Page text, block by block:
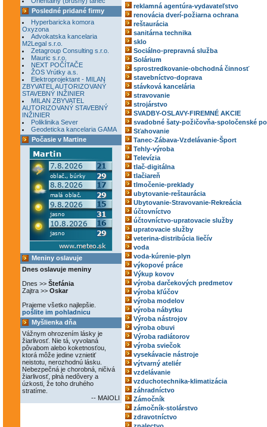
Posledné pridané firmy
Hyperbaricka komora
Oxyzona
Advokatska kancelaria
M2Legal s.r.o.
Zetagroup Consulting s.r.o.
Mauric s.r.o.
NEXT POČÍTAČE
ŽOS Vrútky a.s.
Elektroprojektant - MILAN
ZBYVATEL AUTORIZOVANÝ
STAVEBNÝ INŽINIER
MILAN ZBYVATEL
AUTORIZOVANÝ STAVEBNÝ
INŽINIER
Poliklinika Sever
Geodeticka kancelaria GAMA
Počasie v Martine
Meniny oslavuje
Dnes oslavuje meniny
Dnes >> Štefánia
Zajtra >> Oskar
Prajeme všetko najlepšie.
pošlite im pohladnicu
Myšlienka dňa
Vážnym ohrozením lásky je
žiarlivosť. Nie tá, vyvolaná
pôvabom alebo koketnosťou,
ktorá môže jedine vznietiť
neistotu, nerozhodnú lásku.
Nebezpečná je chorobná, ničivá
žiarlivosť, plná nedôvery a
úzkosti, že toho druhého
stratíme.
-- MAIOLI
reklamná agentúra-vydavateľstvo
renovácia dverí-požiarna ochrana
reštaurácia
sanitárna technika
sklo
Sociálno-prepravná služba
Solárium
sprostredkovanie-obchodná činnosť
stavebníctvo-doprava
stávková kancelária
stravovanie
strojárstvo
SVADBY-OSLAVY-FIREMNÉ AKCIE
svadobné šaty-požičovňa-spoločenské
Sťahovanie
Tanec-Zábava-Vzdelávanie-Šport
Tehly-výroba
Televízia
tlač-digitálna
tlačiareň
tlmočenie-preklady
ubytovanie-reštaurácia
Ubytovanie-Stravovanie-Rekreácia
účtovníctvo
účtovníctvo-upratovacie služby
upratovacie služby
veterina-distribúcia liečív
voda
voda-kúrenie-plyn
výkopové práce
Výkup kovov
výroba darčekových predmetov
výroba kľúčov
výroba modelov
výroba nábytku
Výroba nástrojov
výroba obuvi
Výroba radiátorov
výroba sviečok
vysekávacie nástroje
výtvarný ateliér
vzdelávanie
vzduchotechnika-klimatizácia
záhradníctvo
Zámočník
zámočník-stolárstvo
zdravotníctvo